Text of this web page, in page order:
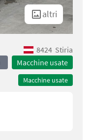
altri
8424 Stiria
Macchine usate
Macchine usate